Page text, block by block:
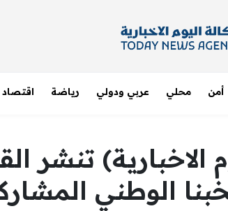
أمن محلي عربي ودولي رياضة اقتصاد
الاخبارية) تنشر
الوطني